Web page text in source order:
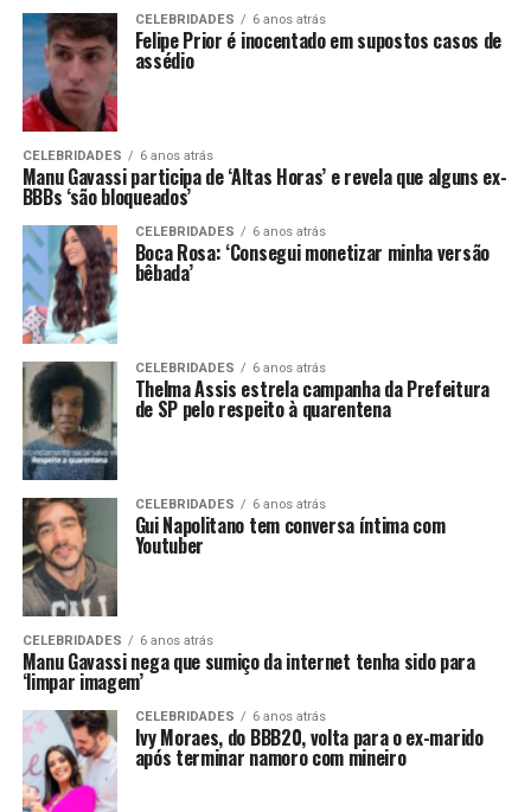
CELEBRIDADES 6 anos atrás
Felipe Prior é inocentado em supostos casos de
assédio
CELEBRIDADES 6 anos atrás
Manu Gavassi participa de ‘Altas Horas’ e revela que alguns ex-
BBBs ‘são bloqueados’
CELEBRIDADES 6 anos atrás
Boca Rosa: ‘Consegui monetizar minha versão
bêbada’
CELEBRIDADES 6 anos atrás
Thelma Assis estrela campanha da Prefeitura
de SP pelo respeito à quarentena
CELEBRIDADES 6 anos atrás
Gui Napolitano tem conversa íntima com
Youtuber
CELEBRIDADES 6 anos atrás
Manu Gavassi nega que sumiço da internet tenha sido para
‘limpar imagem’
CELEBRIDADES 6 anos atrás
Ivy Moraes, do BBB20, volta para o ex-marido
após terminar namoro com mineiro